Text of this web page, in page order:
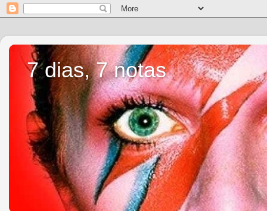
7 dias, 7 notas